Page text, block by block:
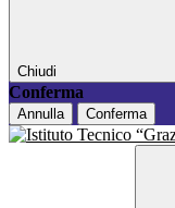
Chiudi
Conferma
Annulla Conferma